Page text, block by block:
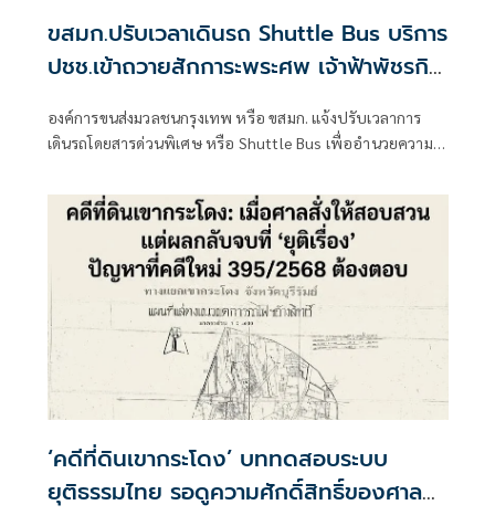
ขสมก.ปรับเวลาเดินรถ Shuttle Bus บริการ
ปชช.เข้าถวายสักการะพระศพ เจ้าฟ้าพัชรกิติ
องค์การขนส่งมวลชนกรุงเทพ หรือ ขสมก. แจ้งปรับเวลาการ
เดินรถโดยสารด่วนพิเศษ หรือ Shuttle Bus เพื่ออำนวยความ
‘คดีที่ดินเขากระโดง’ บททดสอบระบบ
ยุติธรรมไทย รอดูความศักดิ์สิทธิ์ของศาล